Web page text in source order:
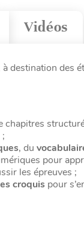
Vidéos
destination des
chapitres
;
, du
pour
les épreuves ;
croquis pour